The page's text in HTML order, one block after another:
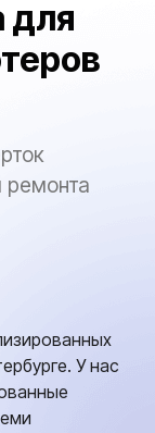
для
ремонта
У нас